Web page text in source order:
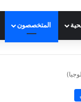
المتخصصون